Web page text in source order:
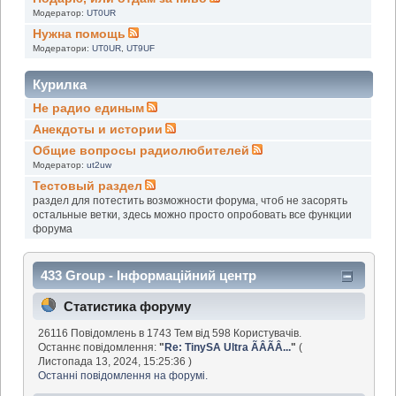
Модератор: UT0UR
Нужна помощь
Модератори: UT0UR, UT9UF
Курилка
Не радио единым
Анекдоты и истории
Общие вопросы радиолюбителей
Модератор: ut2uw
Тестовый раздел
раздел для потестить возможности форума, чтоб не засорять
остальные ветки, здесь можно просто опробовать все функции
форума
433 Group - Інформаційний центр
Статистика форуму
26116 Повідомлень в 1743 Тем від 598 Користувачів.
Останнє повідомлення:" Re: TinySA Ultra ÃÂÃÂ..." (
Листопада 13, 2024, 15:25:36 )
Останні повідомлення на форумі.